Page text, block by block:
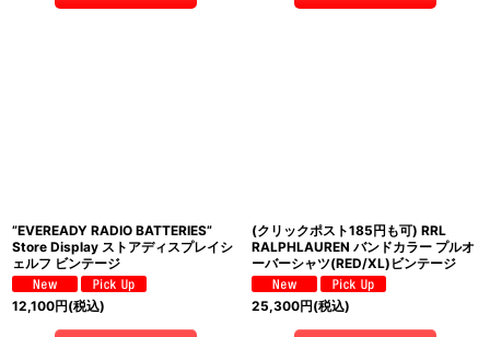
”EVEREADY RADIO BATTERIES”
Store Display ストアディスプレイシ
ェルフ ビンテージ
12,100円(税込)
(クリックポスト185円も可) RRL
RALPHLAUREN バンドカラー プルオ
ーバーシャツ(RED/XL)ビンテージ
25,300円(税込)